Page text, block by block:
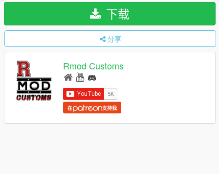
下载
分享
Rmod Customs
在 支持我